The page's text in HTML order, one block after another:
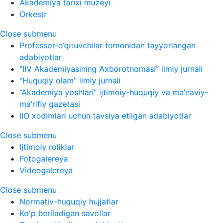
Akademiya tarixi muzeyi
Orkestr
Close submenu
Professor-o‘qituvchilar tomonidan tayyorlangan
adabiyotlar
“IIV Akademiyasining Axborotnomasi” ilmiy jurnali
“Huquqiy olam” ilmiy jurnali
“Akademiya yoshlari” ijtimoiy-huquqiy va ma’naviy-
ma’rifiy gazetasi
IIO xodimlari uchun tavsiya etilgan adabiyotlar
Close submenu
Ijtimoiy roliklar
Fotogalereya
Videogalereya
Close submenu
Normativ-huquqiy hujjatlar
Ko'p beriladigan savollar